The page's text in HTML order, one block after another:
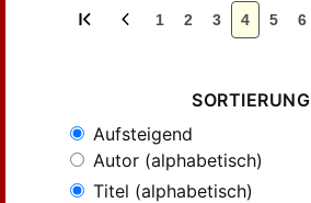
1 2 3 4 5 6
SORTIERUNG
Aufsteigend
Autor (alphabetisch)
Titel (alphabetisch)